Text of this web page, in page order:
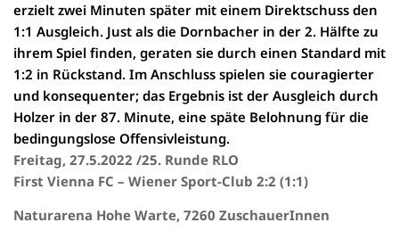
erzielt zwei Minuten später mit einem Direktschuss den
1:1 Ausgleich. Just als die Dornbacher in der 2. Hälfte zu
ihrem Spiel finden, geraten sie durch einen Standard mit
1:2 in Rückstand. Im Anschluss spielen sie couragierter
und konsequenter; das Ergebnis ist der Ausgleich durch
Holzer in der 87. Minute, eine späte Belohnung für die
bedingungslose Offensivleistung.
Freitag, 27.5.2022 /25. Runde RLO
First Vienna FC – Wiener Sport-Club 2:2 (1:1)
Naturarena Hohe Warte, 7260 ZuschauerInnen